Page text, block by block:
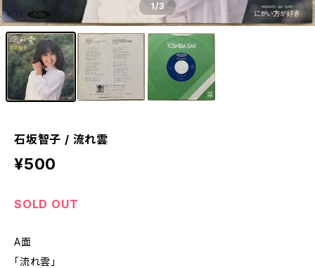
1/3
石坂智子 / 流れ雲
¥500
SOLD OUT
A面
「流れ雲」